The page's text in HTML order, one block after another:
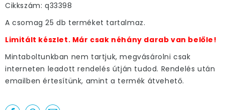
Cikkszám: q33398
A csomag 25 db terméket tartalmaz.
Limitált készlet. Már csak néhány darab van belőle!
Mintaboltunkban nem tartjuk, megvásárolni csak
interneten leadott rendelés útján tudod. Rendelés után
emailben értesítünk, amint a termék átvehető.